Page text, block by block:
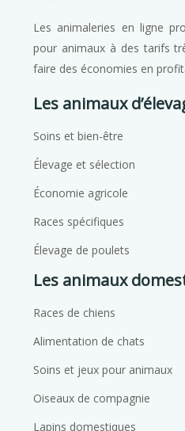
Les animaleries en ligne
pour animaux à des tarifs
faire des économies en
Les animaux
Soins et bien-être
Élevage et sélection
Économie agricole
Races spécifiques
Élevage de poulets
Les animaux
Races de chiens
Alimentation de chats
Soins et jeux pour animaux
Oiseaux de compagnie
Lapins domestiques